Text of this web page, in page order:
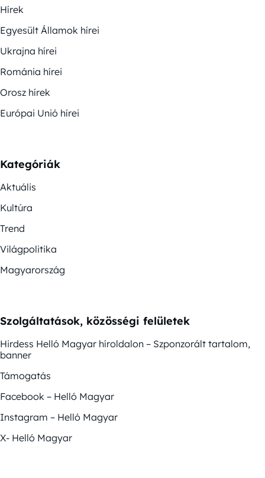
Hírek
Egyesült Államok hírei
Ukrajna hírei
Románia hírei
Orosz hírek
Európai Unió hírei
Kategóriák
Aktuális
Kultúra
Trend
Világpolitika
Magyarország
Szolgáltatások, közösségi felületek
Hirdess Helló Magyar híroldalon – Szponzorált tartalom,
banner
Támogatás
Facebook – Helló Magyar
Instagram – Helló Magyar
X- Helló Magyar